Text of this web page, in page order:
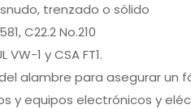
trenzado o sólido
C22.2 No.210
1 y CSA FT1.
alambre para asegurar un
y equipos electrónicos y